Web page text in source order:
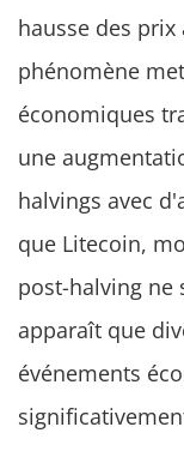
hausse des
phénomène
économiques
une
halvings avec
que Litecoin,
post-halving ne
apparaît que
événements